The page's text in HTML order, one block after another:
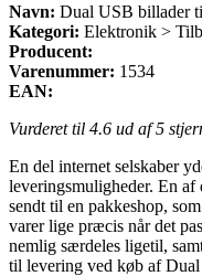
Navn: Dual USB billader
Kategori: Elektronik >
Producent:
Varenummer: 1534
EAN:
Vurderet til 4.6 ud af 5
En del internet selskaber
leveringsmuligheder. En af
sendt til en pakkeshop,
varer lige præcis når det
nemlig særdeles ligetil,
til levering ved køb af